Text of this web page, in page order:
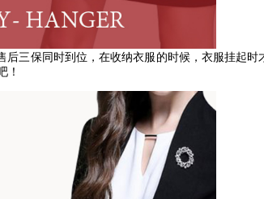
三保同时到位，在收纳衣服的时候，衣服挂起时
！